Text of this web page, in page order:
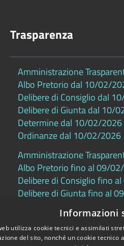
Trasparenza
Amministrazione
Albo Pretorio dal 10/02/
Delibere di Consiglio dal
Delibere di Giunta dal 10/
Determine dal 10/02/2026
Ordinanze dal 10/02/2026
Amministrazione
Albo Pretorio fino al 09/
Delibere di Consiglio fino
Delibere di Giunta fino al
Determine fino al 09/02/
Ordinanze fino al 09/02/
Informazioni
utilizza cookie tecnici e assimilati
del sito, nonché un cookie